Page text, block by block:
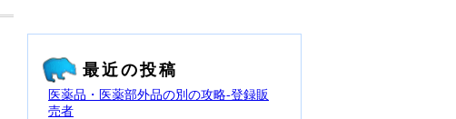
最近の投稿
医薬品・医薬部外品の別の攻略‐登録販
売者